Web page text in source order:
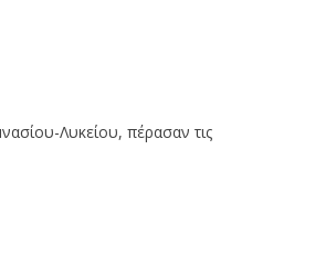
Λυκείου, πέρασαν τις